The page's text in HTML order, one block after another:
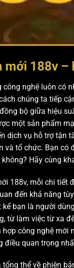
mới 188v –
công nghệ luôn có
chúng ta tiếp
bộ giữa hiệu
một sản phẩm
dịch vụ hỗ trợ tận
và tổ chức. Bạn có
Hãy cùng
188v, mỗi chi tiết
đến khả năng
kể bạn là người
từ làm việc từ xa
hợp công nghệ mới
điều quan trọng
tổng thể về phiên